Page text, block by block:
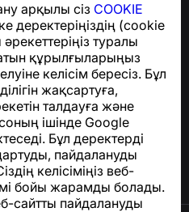
арқылы сіз COOKIE
деректеріңіздің (cookie
туралы
құрылғыларыңыз
келісім бересіз. Бұл
жақсартуға,
талдауға және
ішінде Google
Бұл деректерді
пайдалануды
келісіміңіз веб-
бойы жарамды болады.
сайтты пайдалануды